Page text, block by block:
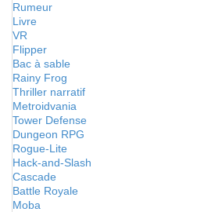
Rumeur
Livre
VR
Flipper
Bac à sable
Rainy Frog
Thriller narratif
Metroidvania
Tower Defense
Dungeon RPG
Rogue-Lite
Hack-and-Slash
Cascade
Battle Royale
Moba